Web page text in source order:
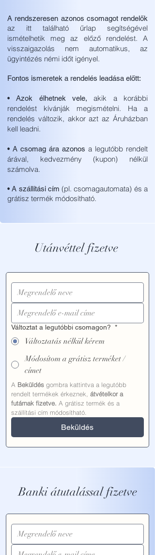
A rendszeresen azonos csomagot rendelők
az itt található űrlap segítségével
ismételhetik meg az előző rendelést. A
visszaigazolás nem automatikus, az
ügyintézés némi időt igényel.
Fontos ismeretek a rendelés leadása előtt:
• Azok élhetnek vele,
akik a korábbi
rendelést kívánják megismételni. Ha a
rendelés változik, akkor azt az Áruházban
kell leadni.
• A csomag ára azonos a legutóbb rendelt
árával, kedvezmény (kupon) nélkül
számolva.
• A szállítási cím (pl. csomagautomata) és a
grátisz termék módosítható.
Utánvéttel fizetve
Változtat a legutóbbi csomagon? *
Változtatás nélkül kérem
Módosítom a grátisz terméket /
címet
A Beküldés gombra kattintva a legutóbb
rendelt termékek érkeznek, átvételkor a
futárnak fizetve. A grátisz termék és a
szállítási cím módosítható.
Beküldés
Banki átutalással fizetve